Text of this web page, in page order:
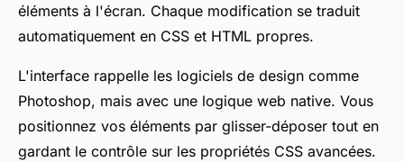
éléments à l'écran. Chaque modification se traduit
automatiquement en CSS et HTML propres.
L'interface rappelle les logiciels de design comme
Photoshop, mais avec une logique web native. Vous
positionnez vos éléments par glisser-déposer tout en
gardant le contrôle sur les propriétés CSS avancées.